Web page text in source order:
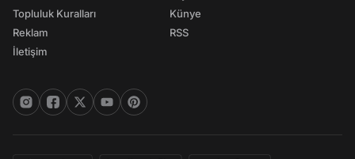
Topluluk Kuralları
Reklam
İletişim
Künye
RSS